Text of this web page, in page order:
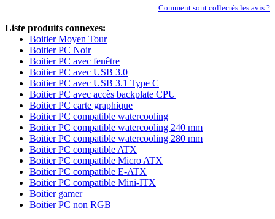
Comment sont collectés les avis ?
Liste produits connexes:
Boitier Moyen Tour
Boitier PC Noir
Boitier PC avec fenêtre
Boitier PC avec USB 3.0
Boitier PC avec USB 3.1 Type C
Boitier PC avec accès backplate CPU
Boitier PC carte graphique
Boitier PC compatible watercooling
Boitier PC compatible watercooling 240 mm
Boitier PC compatible watercooling 280 mm
Boitier PC compatible ATX
Boitier PC compatible Micro ATX
Boitier PC compatible E-ATX
Boitier PC compatible Mini-ITX
Boitier gamer
Boitier PC non RGB